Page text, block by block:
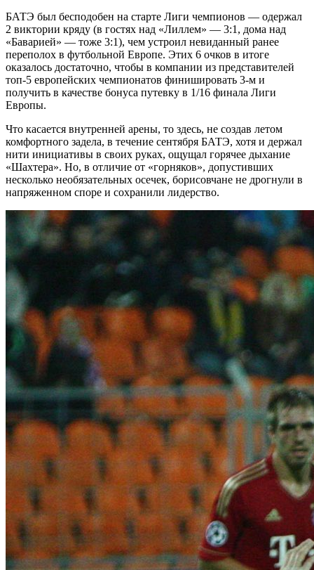
БАТЭ был бесподобен на старте Лиги чемпионов — одержал
2 виктории кряду (в гостях над «Лиллем» — 3:1, дома над
«Баварией» — тоже 3:1), чем устроил невиданный ранее
переполох в футбольной Европе. Этих 6 очков в итоге
оказалось достаточно, чтобы в компании из представителей
топ-5 европейских чемпионатов финишировать 3-м и
получить в качестве бонуса путевку в 1/16 финала Лиги
Европы.
Что касается внутренней арены, то здесь, не создав летом
комфортного задела, в течение сентября БАТЭ, хотя и держал
нити инициативы в своих руках, ощущал горячее дыхание
«Шахтера». Но, в отличие от «горняков», допустивших
несколько необязательных осечек, борисовчане не дрогнули в
напряженном споре и сохранили лидерство.